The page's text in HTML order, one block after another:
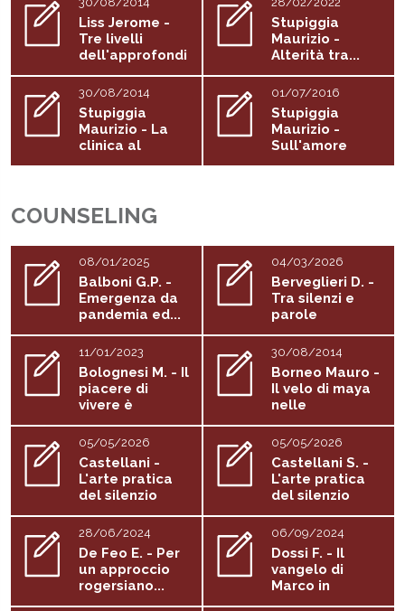
Liss Jerome -
Tre livelli
dell'approfondi
mento...
Stupiggia
Maurizio -
Alterità tra...
30/08/2014
Stupiggia
Maurizio - La
clinica al
tempo...
01/07/2016
Stupiggia
Maurizio -
Sull'amore
COUNSELING
08/01/2025
Balboni G.P. -
Emergenza da
pandemia ed...
04/03/2026
Berveglieri D. -
Tra silenzi e
parole
11/01/2023
Bolognesi M. - Il
piacere di
vivere è
sopravvalutato
30/08/2014
Borneo Mauro -
Il velo di maya
nelle
professioni di...
05/05/2026
Castellani -
L'arte pratica
del silenzio
05/05/2026
Castellani S. -
L'arte pratica
del silenzio
28/06/2024
De Feo E. - Per
un approccio
rogersiano...
06/09/2024
Dossi F. - Il
vangelo di
Marco in
dialogo con...